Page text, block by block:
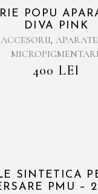
POPU
DIVA PINK
ACCESORII,
400 LEI
SINTETICA
PMU –